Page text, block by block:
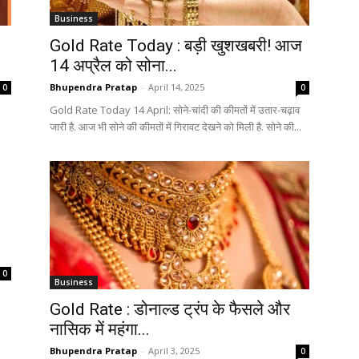
0
Business
Gold Rate Today : बड़ी खुशखबरी! आज
14 अप्रैल को सोना...
Bhupendra Pratap - April 14, 2025 0
Gold Rate Today 14 April: सोने-चांदी की कीमतों में उतार-चढ़ाव
जारी है. आज भी सोने की कीमतों में गिरावट देखने को मिली है. सोने की...
0
Business
Gold Rate : डोनाल्ड ट्रंप के फैसले और
नासिक में महंगा...
Bhupendra Pratap - April 3, 2025 0